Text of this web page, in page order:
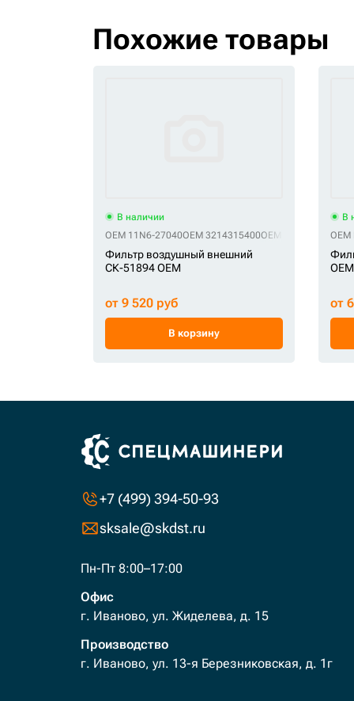
Похожие товары
В наличии
OEM 11N6-27040OEM 3214315400OEM 40C1033 OEM
Фильтр воздушный внешний
СК-51894 OEM
от 9 520 руб
В корзину
В
OEM
OEM
от
+7 (499) 394-50-93
sksale@skdst.ru
Пн-Пт 8:00–17:00
Офис
г. Иваново, ул. Жиделева, д. 15
Производство
г. Иваново, ул. 13-я Березниковская, д. 1г